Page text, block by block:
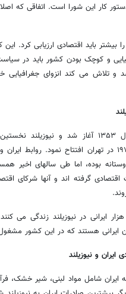
کار این شورا است. اتفاقی که
بیشتر باید اقتصادی ارزیابی کرد.
و کوچک بودن کشور باید در
و تلاش می کند انزوای جغرافیایی
روابط دو کشور در سال ۱۳۵۳ آغاز شد و
خاورمیانه را در سال ۱۹۷۵ در تهران افتتاح نمود.
۴۰ سال دوستانه بوده، اما طی سالهای اخیر
اقتصادی گرفته اند و آنها شرکای
در حال حاضر حدود ۱۰ هزار ایرانی در نیوزیلند
و نیوزیلند
ایران شامل مواد لبنی، شیر خشک،